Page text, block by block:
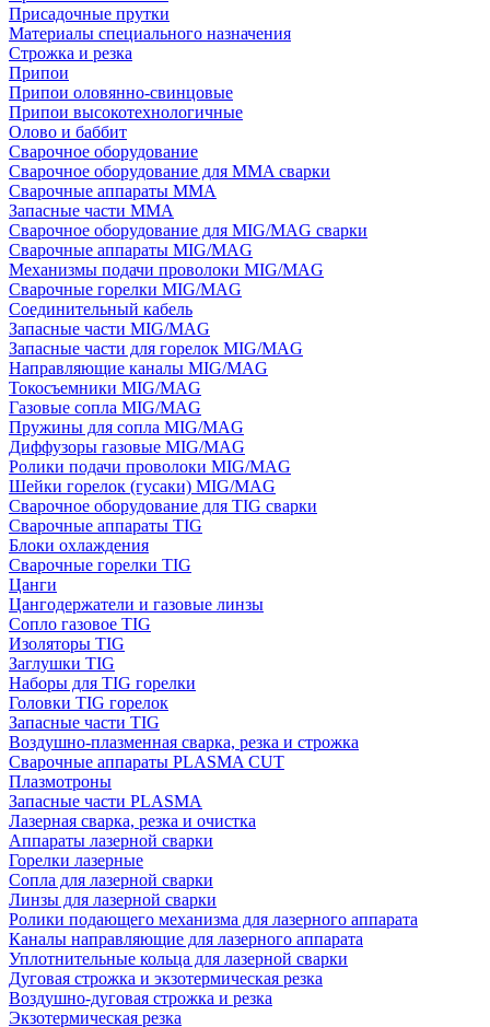
Присадочные прутки
Материалы специального назначения
Строжка и резка
Припои
Припои оловянно-свинцовые
Припои высокотехнологичные
Олово и баббит
Сварочное оборудование
Сварочное оборудование для MMA сварки
Сварочные аппараты MMA
Запасные части MMA
Сварочное оборудование для MIG/MAG сварки
Сварочные аппараты MIG/MAG
Механизмы подачи проволоки MIG/MAG
Сварочные горелки MIG/MAG
Соединительный кабель
Запасные части MIG/MAG
Запасные части для горелок MIG/MAG
Направляющие каналы MIG/MAG
Токосъемники MIG/MAG
Газовые сопла MIG/MAG
Пружины для сопла MIG/MAG
Диффузоры газовые MIG/MAG
Ролики подачи проволоки MIG/MAG
Шейки горелок (гусаки) MIG/MAG
Сварочное оборудование для TIG сварки
Сварочные аппараты TIG
Блоки охлаждения
Сварочные горелки TIG
Цанги
Цангодержатели и газовые линзы
Сопло газовое TIG
Изоляторы TIG
Заглушки TIG
Наборы для TIG горелки
Головки TIG горелок
Запасные части TIG
Воздушно-плазменная сварка, резка и строжка
Сварочные аппараты PLASMA CUT
Плазмотроны
Запасные части PLASMA
Лазерная сварка, резка и очистка
Аппараты лазерной сварки
Горелки лазерные
Сопла для лазерной сварки
Линзы для лазерной сварки
Ролики подающего механизма для лазерного аппарата
Каналы направляющие для лазерного аппарата
Уплотнительные кольца для лазерной сварки
Дуговая строжка и экзотермическая резка
Воздушно-дуговая строжка и резка
Экзотермическая резка